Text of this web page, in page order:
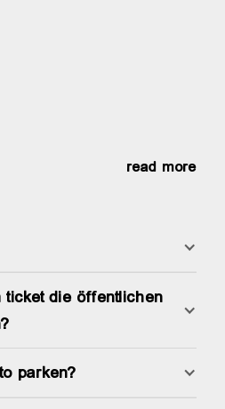
read more
die öffentlichen
parken?